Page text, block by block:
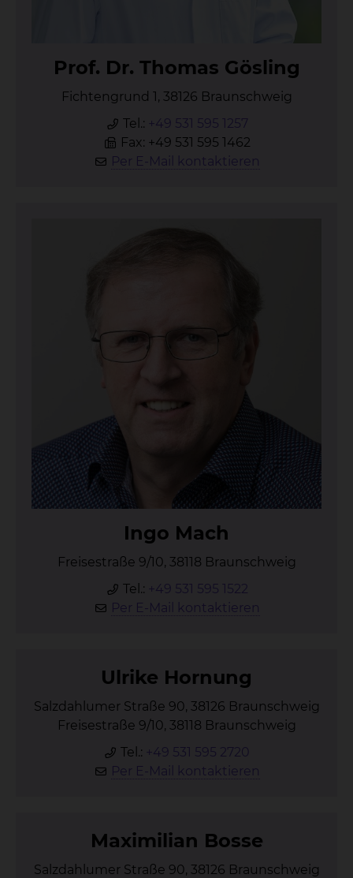
Prof. Dr. Tho­mas Gös­ling
Fichtengrund 1, 38126 Braunschweig
Tel.: +49 531 595 1257
Fax: +49 531 595 1462
Per E-Mail kontaktieren
In­go Mach
Freisestraße 9/10, 38118 Braunschweig
Tel.: +49 531 595 1522
Per E-Mail kontaktieren
Ul­ri­ke Hor­nung
Salzdahlumer Straße 90, 38126 Braunschweig
Freisestraße 9/10, 38118 Braunschweig
Tel.: +49 531 595 2720
Per E-Mail kontaktieren
Ma­xi­mi­li­an Bos­se
Salzdahlumer Straße 90, 38126 Braunschweig